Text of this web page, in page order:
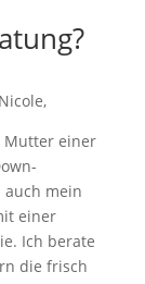
Mutter einer
auch mein
einer
Ich berate
die frisch